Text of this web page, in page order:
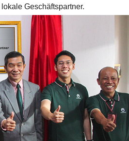
Geschäftspartner.